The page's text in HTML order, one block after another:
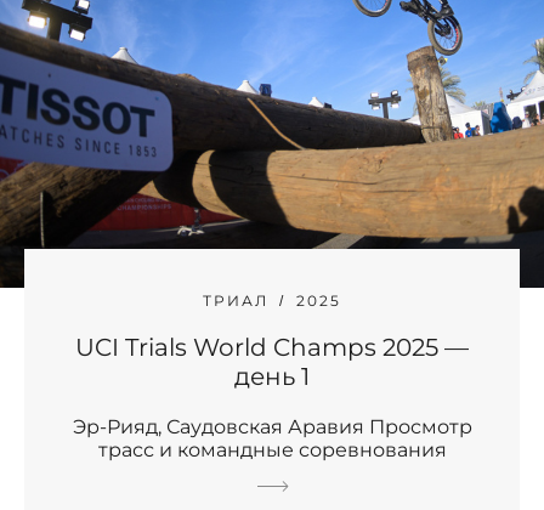
ТРИАЛ 2025
UCI Trials World Champs 2025 —
день 1
Эр-Рияд, Саудовская Аравия Просмотр
трасс и командные соревнования